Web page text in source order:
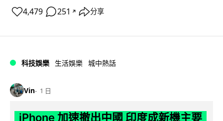
4,479 251 ↗ 分享
科技娛樂 生活娛樂 城中熱話
Vin 1 日
iPhone 加速撤出中國 印度成新機主要